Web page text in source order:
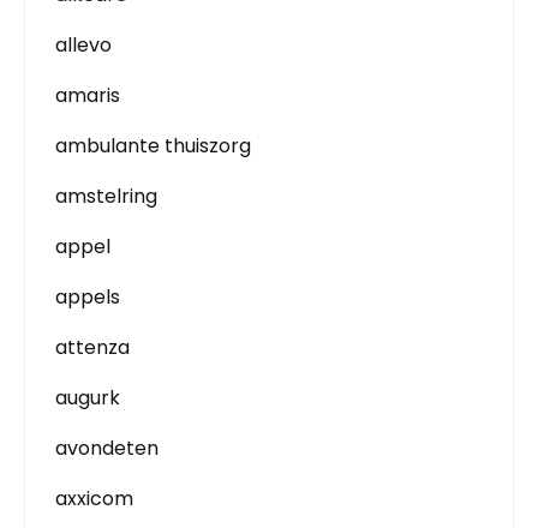
allevo
amaris
ambulante thuiszorg
amstelring
appel
appels
attenza
augurk
avondeten
axxicom